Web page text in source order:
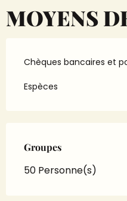
MOYENS
Chèques bancaires et
Espèces
Groupes
Groupes
50 Personne(s)